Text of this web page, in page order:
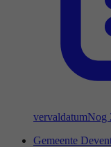
vervaldatumNog
Gemeente